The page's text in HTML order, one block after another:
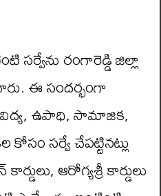
సర్వేను రంగారెడ్డి జిల్లా
ఈ సందర్భంగా
ఉపాధి, సామాజిక,
సర్వే చేపట్టినట్లు
ఆరోగ్యశ్రీ కార్డులు